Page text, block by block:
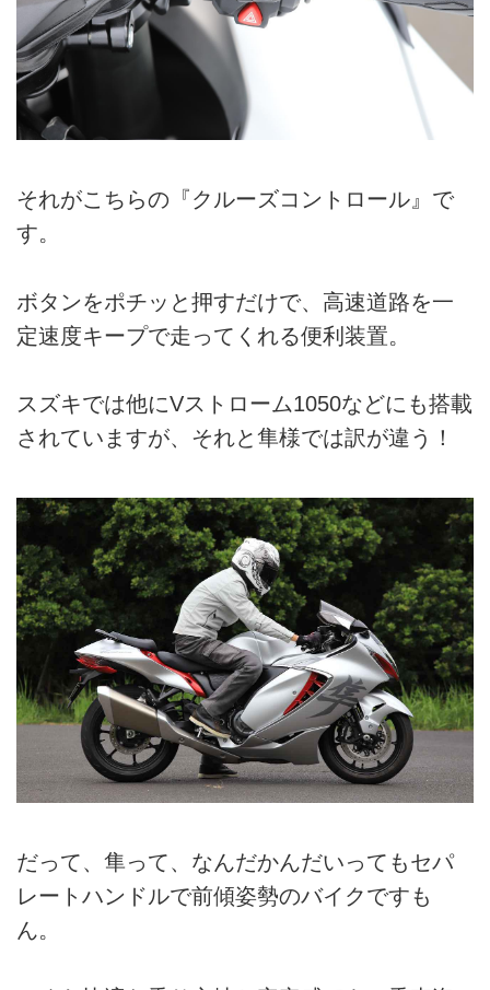
それがこちらの『クルーズコントロール』で
す。
ボタンをポチッと押すだけで、高速道路を一
定速度キープで走ってくれる便利装置。
スズキでは他にVストローム1050などにも搭載
されていますが、それと隼様では訳が違う！
だって、隼って、なんだかんだいってもセパ
レートハンドルで前傾姿勢のバイクですも
ん。